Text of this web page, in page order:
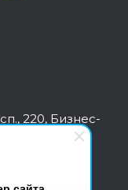
220, Бизнес-